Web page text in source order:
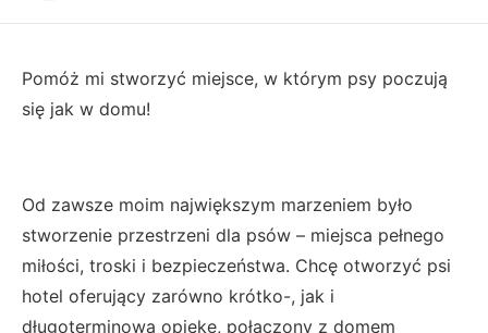
Pomóż mi stworzyć miejsce, w którym psy poczują
się jak w domu!
Od zawsze moim największym marzeniem było
stworzenie przestrzeni dla psów – miejsca pełnego
miłości, troski i bezpieczeństwa. Chcę otworzyć psi
hotel oferujący zarówno krótko-, jak i
długoterminową opiekę, połączony z domem